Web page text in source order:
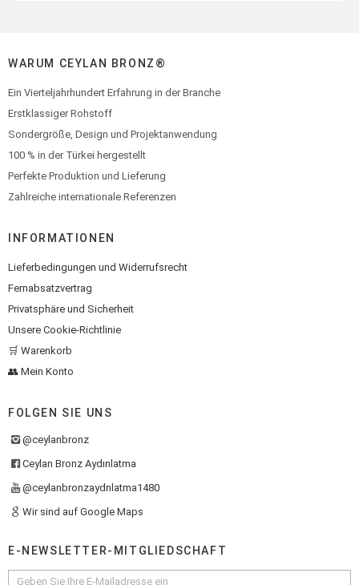
WARUM CEYLAN BRONZ®
Ein Vierteljahrhundert Erfahrung in der Branche
Erstklassiger Rohstoff
Sondergröße, Design und Projektanwendung
100 % in der Türkei hergestellt
Perfekte Produktion und Lieferung
Zahlreiche internationale Referenzen
INFORMATIONEN
Lieferbedingungen und Widerrufsrecht
Fernabsatzvertrag
Privatsphäre und Sicherheit
Unsere Cookie-Richtlinie
🛒 Warenkorb
👥 Mein Konto
FOLGEN SIE UNS
@ceylanbronz
Ceylan Bronz Aydınlatma
@ceylanbronzaydnlatma1480
Wir sind auf Google Maps
E-NEWSLETTER-MITGLIEDSCHAFT